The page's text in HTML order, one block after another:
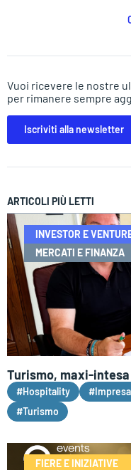
Vuoi ricevere le nostre
per rimanere sempre
Iscriviti alla newsletter
ARTICOLI PIÙ LETTI
INVESTOR E
MERCATI E FINANZA
Turismo, maxi-intesa
#Hospitality #Impresa
#Turismo
FIERE E INIZIATIVE